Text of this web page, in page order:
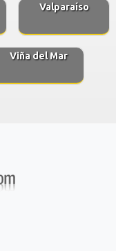
Valparaíso
Viña del Mar